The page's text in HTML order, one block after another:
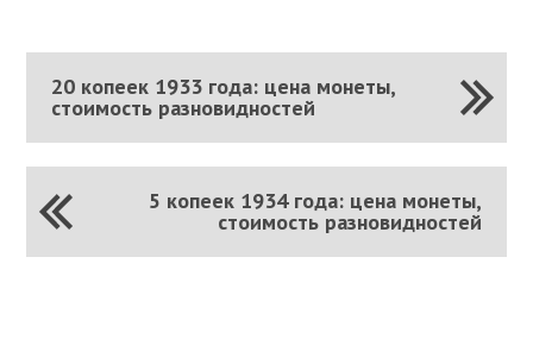
20 копеек 1933 года: цена монеты,
стоимость разновидностей
5 копеек 1934 года: цена монеты,
стоимость разновидностей